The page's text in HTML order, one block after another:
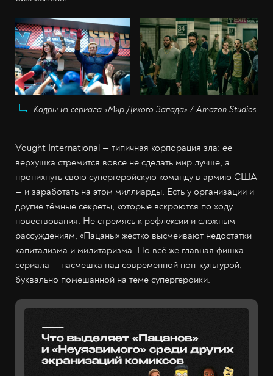
Кадры из сериала «Мир Дикого Запада» / Amazon Studios
Vought International — типичная корпорация зла: её
верхушка стремится вовсе не сделать мир лучше, а
пропихнуть свою супергеройскую команду в армию США
— и заработать на этом миллиарды. Есть у организации и
другие тёмные секреты, которые вскроются по ходу
повествования. Не стремясь к рефлексии и сложным
рассуждениям, «Пацаны» жёстко высмеивают недостатки
капитализма и милитаризма. Но всё же главная фишка
сериала — насмешка над современной поп-культурой,
буквально помешанной на теме супергероики.